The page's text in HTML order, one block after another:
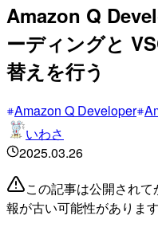
Amazon Q
ーディングと
替えを行う
Amazon Q Developer
いわさ
2025.03.26
この記事は公開され
報が古い可能性がありま